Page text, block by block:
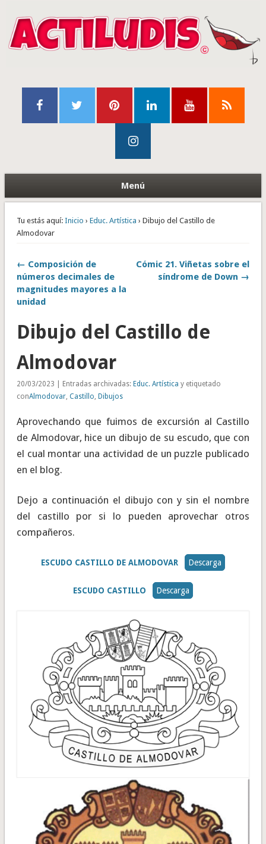
Menú
Tu estás aquí: Inicio › Educ. Artística › Dibujo del Castillo de
Almodovar
← Composición de
números decimales de
magnitudes mayores a la
unidad
Cómic 21. Viñetas sobre el
síndrome de Down →
Dibujo del Castillo de
Almodovar
20/03/2023 | Entradas archivadas: Educ. Artística y etiquetado
conAlmodovar, Castillo, Dibujos
Aprovechando que fuimos de excursión al Castillo
de Almodovar, hice un dibujo de su escudo, que con
el cual montar una actividad de un puzzle publicado
en el blog.
Dejo a continuación el dibujo con y sin el nombre
del castillo por si lo pueden aprovechar otros
compañeros.
ESCUDO CASTILLO DE ALMODOVAR Descarga
ESCUDO CASTILLO Descarga